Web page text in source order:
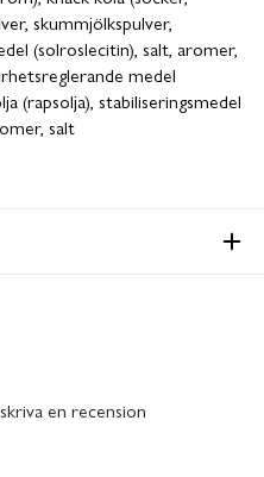
skummjölkspulver,
(solroslecitin), salt, aromer,
medel
(rapsolja), stabiliseringsmedel
salt
en recension